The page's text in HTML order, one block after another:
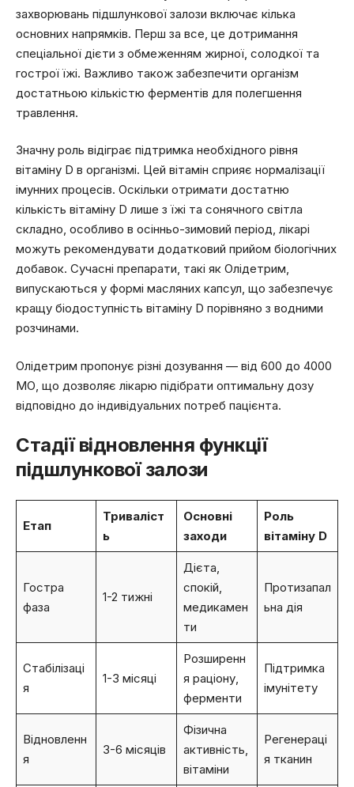
захворювань підшлункової залози включає кілька
основних напрямків. Перш за все, це дотримання
спеціальної дієти з обмеженням жирної, солодкої та
гострої їжі. Важливо також забезпечити організм
достатньою кількістю ферментів для полегшення
травлення.
Значну роль відіграє підтримка необхідного рівня
вітаміну D в організмі. Цей вітамін сприяє нормалізації
імунних процесів. Оскільки отримати достатню
кількість вітаміну D лише з їжі та сонячного світла
складно, особливо в осінньо-зимовий період, лікарі
можуть рекомендувати додатковий прийом біологічних
добавок. Сучасні препарати, такі як Олідетрим,
випускаються у формі масляних капсул, що забезпечує
кращу біодоступність вітаміну D порівняно з водними
розчинами.
Олідетрим пропонує різні дозування — від 600 до 4000
МО, що дозволяє лікарю підібрати оптимальну дозу
відповідно до індивідуальних потреб пацієнта.
Стадії відновлення функції
підшлункової залози
Етап
Триваліст
ь
Основні
заходи
Роль
вітаміну D
Гостра
фаза
1-2 тижні
Дієта,
спокій,
медикамен
ти
Протизапал
ьна дія
Стабілізаці
я
1-3 місяці
Розширенн
я раціону,
ферменти
Підтримка
імунітету
Відновленн
я
3-6 місяців
Фізична
активність,
вітаміни
Регенераці
я тканин